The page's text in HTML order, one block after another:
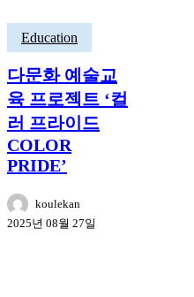
Education
다문화 예술교
육 프로젝트 ‘컬
러 프라이드
COLOR
PRIDE’
koulekan
2025년 08월 27일